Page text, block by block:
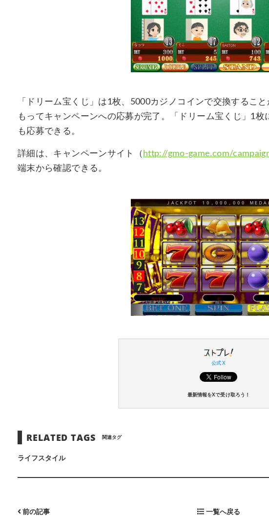
「ドリーム宝くじ」は1枚、5000カジノコインで交換するこ
もってキャンペーンへの応募が完了。「ドリーム宝くじ」1
も応募できる。
詳細は、キャンペーンサイト（ http://gmo-game.com/
端末から確認できる。
公式 X
最新情報をXで受け取ろう！
RELATED TAGS 関連タグ
ライフスタイル
前の記事 一覧へ戻る